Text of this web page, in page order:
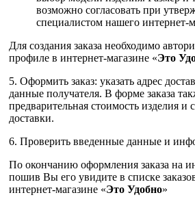
возможно согласовать при
специалистом нашего интернет-
Для создания заказа необходимо
профиле в интернет-магазине «Это
5. Оформить заказ: указать адрес
данные получателя. В форме заказа
предварительная стоимость изделия и
доставки.
6. Проверить введенные данные и
По окончанию оформления заказа на
пошив Вы его увидите в списке
интернет-магазине «Это Удобно»